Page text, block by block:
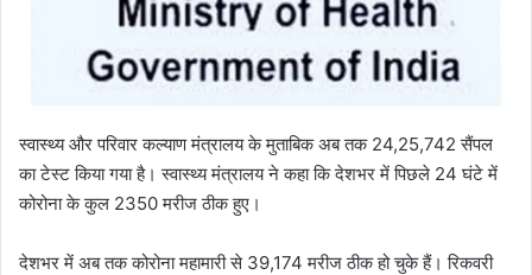
स्वास्थ्य और परिवार कल्याण मंत्रालय के मुताबिक अब तक 24,25,742 सैंपल
का टेस्ट किया गया है। स्वास्थ्य मंत्रालय ने कहा कि देशभर में पिछले 24 घंटे में
कोरोना के कुल 2350 मरीज ठीक हुए।
देशभर में अब तक कोरोना महामारी से 39,174 मरीज ठीक हो चुके हैं। रिकवरी